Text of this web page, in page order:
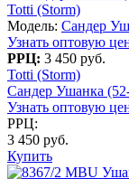
Totti (Storm)
Модель: Сандер
Узнать оптовую
РРЦ: 3 450 руб.
Totti (Storm)
Сандер Ушанка
Узнать оптовую
РРЦ:
3 450 руб.
Купить